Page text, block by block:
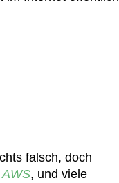
falsch, doch
AWS, und viele